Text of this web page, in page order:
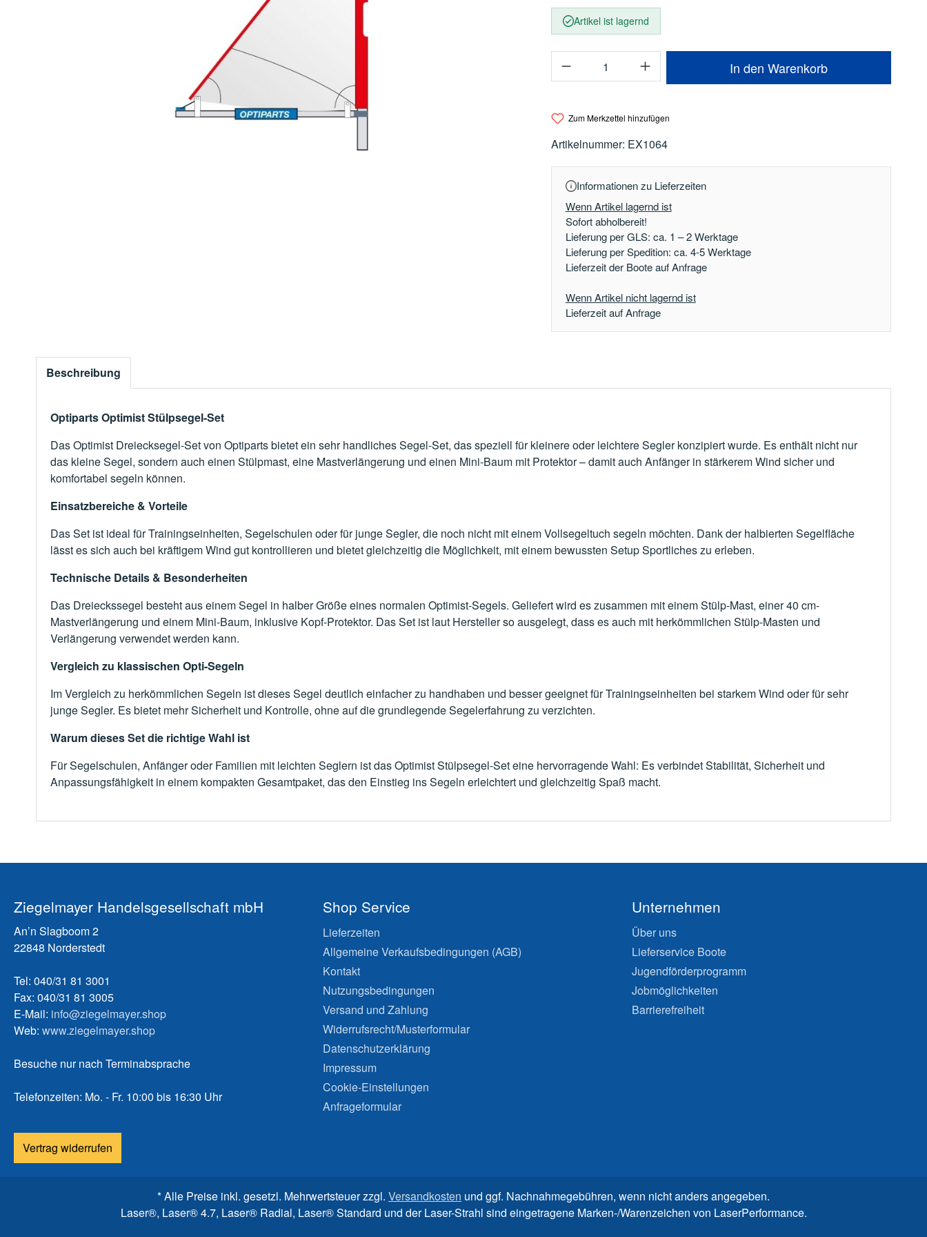
Artikel ist lagernd
Produkt Anzahl: Gib den gewünschten Wert ein
In den Warenkorb
Zum Merkzettel hinzufügen
Artikelnummer: EX1064
Informationen zu Lieferzeiten
Wenn Artikel lagernd ist
Sofort abholbereit!
Lieferung per GLS: ca. 1 – 2 Werktage
Lieferung per Spedition: ca. 4-5 Werktage
Lieferzeit der Boote auf Anfrage
Wenn Artikel nicht lagernd ist
Lieferzeit auf Anfrage
Beschreibung
Optiparts Optimist Stülpsegel-Set
Das Optimist Dreiecksegel-Set von Optiparts bietet ein sehr handliches Segel-Set, das speziell für kleinere oder leichtere Segler konzipiert wurde. Es enthält nicht nur
das kleine Segel, sondern auch einen Stülpmast, eine Mastverlängerung und einen Mini-Baum mit Protektor – damit auch Anfänger in stärkerem Wind sicher und
komfortabel segeln können.
Einsatzbereiche & Vorteile
Das Set ist ideal für Trainingseinheiten, Segelschulen oder für junge Segler, die noch nicht mit einem Voll­segeltuch segeln möchten. Dank der halbierten Segelfläche
lässt es sich auch bei kräftigem Wind gut kontrollieren und bietet gleichzeitig die Möglichkeit, mit einem bewussten Setup Sportliches zu erleben.
Technische Details & Besonderheiten
Das Dreieckssegel besteht aus einem Segel in halber Größe eines normalen Optimist-Segels. Geliefert wird es zusammen mit einem Stülp-Mast, einer 40 cm-
Mastverlängerung und einem Mini-Baum, inklusive Kopf-Protektor. Das Set ist laut Hersteller so ausgelegt, dass es auch mit herkömmlichen Stülp-Masten und
Verlängerung verwendet werden kann.
Vergleich zu klassischen Opti-Segeln
Im Vergleich zu herkömmlichen Segeln ist dieses Segel deutlich einfacher zu handhaben und besser geeignet für Trainingseinheiten bei starkem Wind oder für sehr
junge Segler. Es bietet mehr Sicherheit und Kontrolle, ohne auf die grundlegende Segelerfahrung zu verzichten.
Warum dieses Set die richtige Wahl ist
Für Segelschulen, Anfänger oder Familien mit leichten Seglern ist das Optimist Stülpsegel-Set eine hervorragende Wahl: Es verbindet Stabilität, Sicherheit und
Anpassungsfähigkeit in einem kompakten Gesamtpaket, das den Einstieg ins Segeln erleichtert und gleichzeitig Spaß macht.
Ziegelmayer Handelsgesellschaft mbH
An’n Slagboom 2
22848 Norderstedt
Tel: 040/31 81 3001
Fax: 040/31 81 3005
E-Mail: info@ziegelmayer.shop
Web: www.ziegelmayer.shop
Besuche nur nach Terminabsprache
Telefonzeiten: Mo. - Fr. 10:00 bis 16:30 Uhr
Vertrag widerrufen
Shop Service
Lieferzeiten
Allgemeine Verkaufsbedingungen (AGB)
Kontakt
Nutzungsbedingungen
Versand und Zahlung
Widerrufsrecht/Musterformular
Datenschutzerklärung
Impressum
Cookie-Einstellungen
Anfrageformular
Unternehmen
Über uns
Lieferservice Boote
Jugendförderprogramm
Jobmöglichkeiten
Barrierefreiheit
* Alle Preise inkl. gesetzl. Mehrwertsteuer zzgl. Versandkosten und ggf. Nachnahmegebühren, wenn nicht anders angegeben.
Laser®, Laser® 4.7, Laser® Radial, Laser® Standard und der Laser-Strahl sind eingetragene Marken-/Warenzeichen von LaserPerformance.